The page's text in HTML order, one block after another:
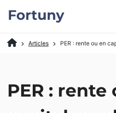
Articles PER : rente ou en
PER : rente